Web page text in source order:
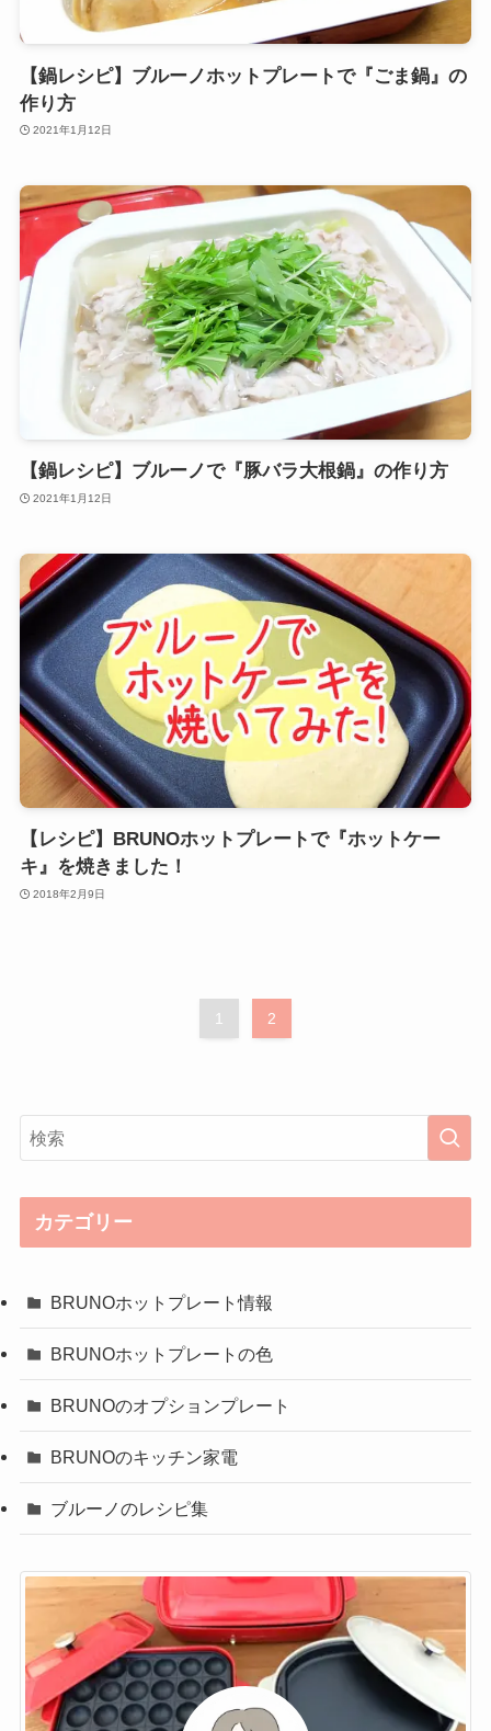
【鍋レシピ】ブルーノホットプレートで『ごま鍋』の
作り方
2021年1月12日
【鍋レシピ】ブルーノで『豚バラ大根鍋』の作り方
2021年1月12日
【レシピ】BRUNOホットプレートで『ホットケー
キ』を焼きました！
2018年2月9日
1 2
カテゴリー
BRUNOホットプレート情報
BRUNOホットプレートの色
BRUNOのオプションプレート
BRUNOのキッチン家電
ブルーノのレシピ集